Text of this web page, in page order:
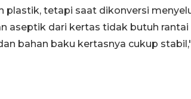
plastik, tetapi saat dikonversi
aseptik dari kertas tidak butuh
bahan baku kertasnya cukup